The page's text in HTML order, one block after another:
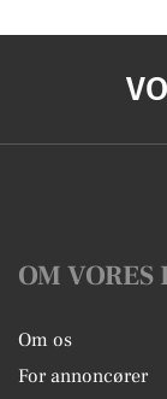
OM
Om os
For annoncører